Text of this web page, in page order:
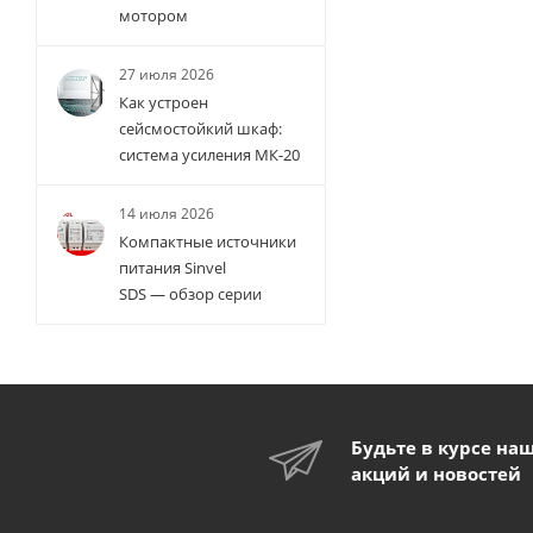
мотором
27 июля 2026
Как устроен
сейсмостойкий шкаф:
система усиления МК-20
14 июля 2026
Компактные источники
питания Sinvel
SDS — обзор серии
Будьте в курсе
акций и новостей